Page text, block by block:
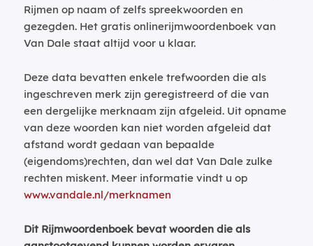
Rijmen op naam of zelfs spreekwoorden en
gezegden. Het gratis onlinerijmwoordenboek van
Van Dale staat altijd voor u klaar.
Deze data bevatten enkele trefwoorden die als
ingeschreven merk zijn geregistreerd of die van
een dergelijke merknaam zijn afgeleid. Uit opname
van deze woorden kan niet worden afgeleid dat
afstand wordt gedaan van bepaalde
(eigendoms)rechten, dan wel dat Van Dale zulke
rechten miskent. Meer informatie vindt u op
www.vandale.nl/merknamen
Dit Rijmwoordenboek bevat woorden die als